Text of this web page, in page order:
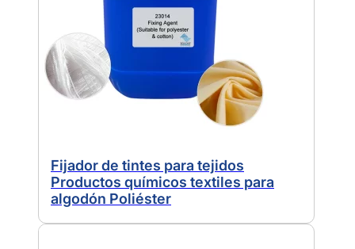
Fijador de tintes para tejidos
Productos químicos textiles para
algodón Poliéster